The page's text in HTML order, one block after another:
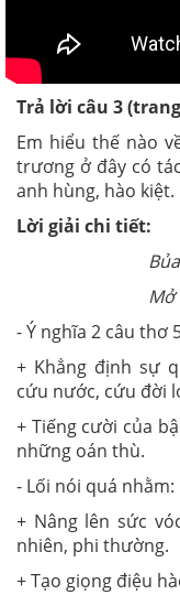
Trả lời câu 3
Em hiểu thế nào
trương ở đây có
anh hùng, hào kiệt.
Lời giải chi tiết:
Mở
- Ý nghĩa 2 câu thơ
+ Khẳng định sự
cứu nước, cứu đời
+ Tiếng cười của
những oán thù.
- Lối nói quá nhằm:
+ Nâng lên sức
nhiên, phi thường.
+ Tạo giọng điệu